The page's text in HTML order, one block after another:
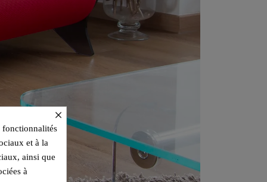
×
fonctionnalités
et à la
ainsi que
à